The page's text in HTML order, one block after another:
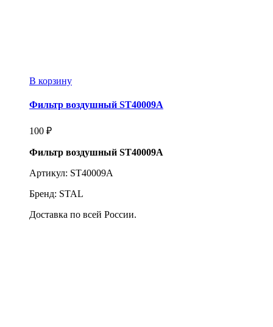
В корзину
Фильтр воздушный ST40009A
100 ₽
Фильтр воздушный ST40009A
Артикул: ST40009A
Бренд: STAL
Доставка по всей России.